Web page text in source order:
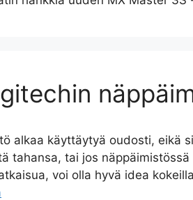
alkaa käyttäytyä oudosti, eikä
tahansa, tai jos näppäimistössä
voi olla hyvä idea